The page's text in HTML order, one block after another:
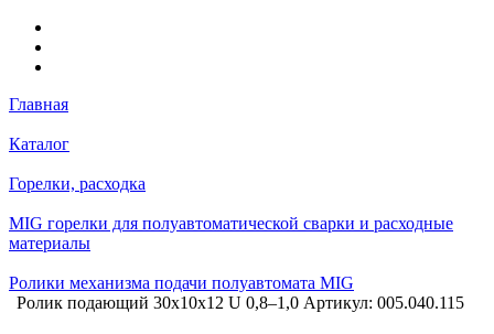
Главная
Каталог
Горелки, расходка
MIG горелки для полуавтоматической сварки и расходные
материалы
Ролики механизма подачи полуавтомата MIG
Ролик подающий 30х10х12 U 0,8–1,0 Артикул: 005.040.115